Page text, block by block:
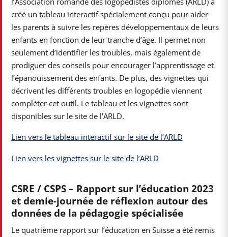
créé un tableau interactif spécialement conçu pour aider
les parents à suivre les repères développementaux de leurs
enfants en fonction de leur tranche d’âge. Il permet non
seulement d’identifier les troubles, mais également de
prodiguer des conseils pour encourager l’apprentissage et
l’épanouissement des enfants. De plus, des vignettes qui
décrivent les différents troubles en logopédie viennent
compléter cet outil. Le tableau et les vignettes sont
disponibles sur le site de l’ARLD.
Lien vers le tableau interactif sur le site de l’ARLD
Lien vers les vignettes sur le site de l’ARLD
CSRE / CSPS – Rapport sur l’éducation 2023
et demie-journée de réflexion autour des
données de la pédagogie spécialisée
Le quatrième rapport sur l’éducation en Suisse a été remis